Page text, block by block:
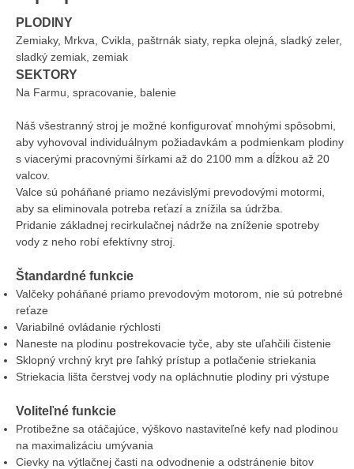
PLODINY
Zemiaky, Mrkva, Cvikla, paštrnák siaty, repka olejná, sladký zeler,
sladký zemiak, zemiak
SEKTORY
Na Farmu, spracovanie, balenie
Náš všestranný stroj je možné konfigurovať mnohými spôsobmi,
aby vyhovoval individuálnym požiadavkám a podmienkam plodiny
s viacerými pracovnými šírkami až do 2100 mm a dĺžkou až 20
valcov.
Valce sú poháňané priamo nezávislými prevodovými motormi,
aby sa eliminovala potreba reťazí a znížila sa údržba.
Pridanie základnej recirkulačnej nádrže na zníženie spotreby
vody z neho robí efektívny stroj.
Štandardné funkcie
Valčeky poháňané priamo prevodovým motorom, nie sú potrebné
reťaze
Variabilné ovládanie rýchlosti
Naneste na plodinu postrekovacie tyče, aby ste uľahčili čistenie
Sklopný vrchný kryt pre ľahký prístup a potlačenie striekania
Striekacia lišta čerstvej vody na opláchnutie plodiny pri výstupe
Voliteľné funkcie
Protibežne sa otáčajúce, výškovo nastaviteľné kefy nad plodinou
na maximalizáciu umývania
Cievky na výtlačnej časti na odvodnenie a odstránenie bitov